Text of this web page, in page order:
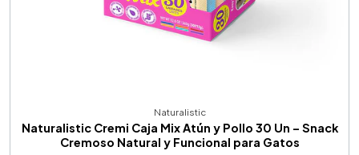
Naturalistic
Naturalistic Cremi Caja Mix Atún y Pollo 30 Un – Snack
Cremoso Natural y Funcional para Gatos